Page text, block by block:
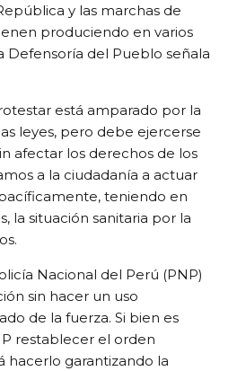
y las marchas de
produciendo en varios
Defensoría del Pueblo señala
está amparado por la
leyes, pero debe ejercerse
afectar los derechos de los
a la ciudadanía a actuar
teniendo en
la situación sanitaria por la
Nacional del Perú (PNP)
sin hacer un uso
de la fuerza. Si bien es
restablecer el orden
hacerlo garantizando la